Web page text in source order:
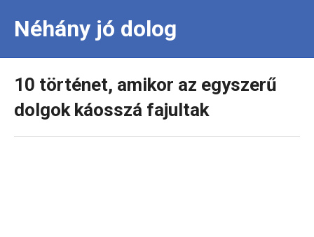
Néhány jó dolog
10 történet, amikor az egyszerű
dolgok káosszá fajultak